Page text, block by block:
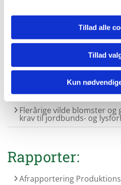
Tillad alle
Tillad
Kun
Gæt en bestøver. Åbent
Vejledning:
Vejledning etablering og
blomsterstribe
Flerårige vilde blomster
krav til jordbunds- og
Rapporter:
Afrapportering